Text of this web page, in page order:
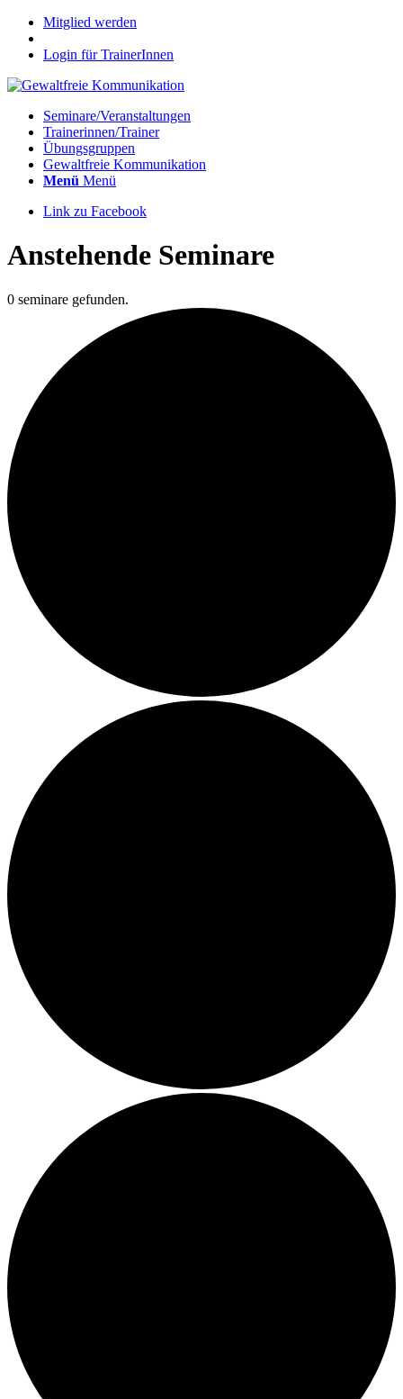
Mitglied werden
Login für TrainerInnen
Seminare/Veranstaltungen
Trainerinnen/Trainer
Übungsgruppen
Gewaltfreie Kommunikation
Menü Menü
Link zu Facebook
Anstehende Seminare
0 seminare gefunden.